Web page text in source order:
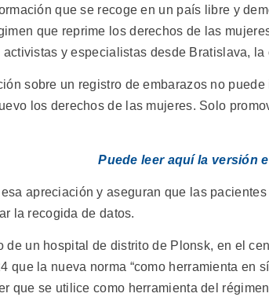
que se recoge en un país libre y
que reprime los derechos de las
y especialistas desde Bratislava,
sobre un registro de embarazos no
los derechos de las mujeres. Solo
Puede leer aquí la versión
apreciación y aseguran que las
la recogida de datos.
de un hospital de distrito de Plonsk, en el
que la nueva norma “como herramienta en
que se utilice como herramienta del